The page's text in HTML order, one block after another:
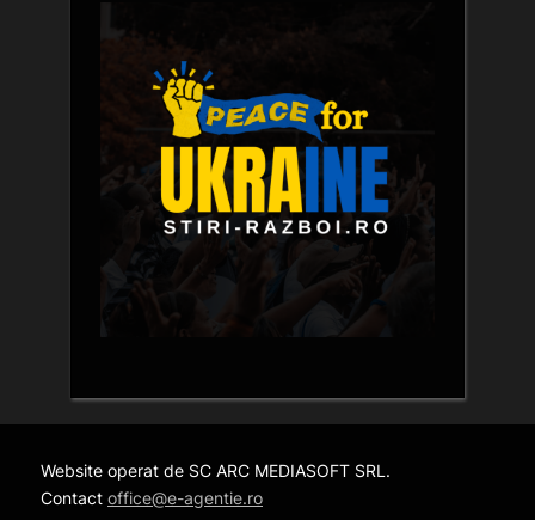
Website operat de SC ARC MEDIASOFT SRL.
Contact office@e-agentie.ro